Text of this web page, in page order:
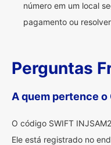
número em um local
pagamento ou
Perguntas
A quem pertence o
O código SWIFT
Ele está registrado no